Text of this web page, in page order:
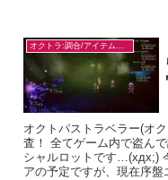
オクトラ:調合/アイテム入手
オクトパストラベラー(オ
査！ 全てゲーム内で盗ん
シャルロットです…(xдx;)
アの予定ですが、現在序